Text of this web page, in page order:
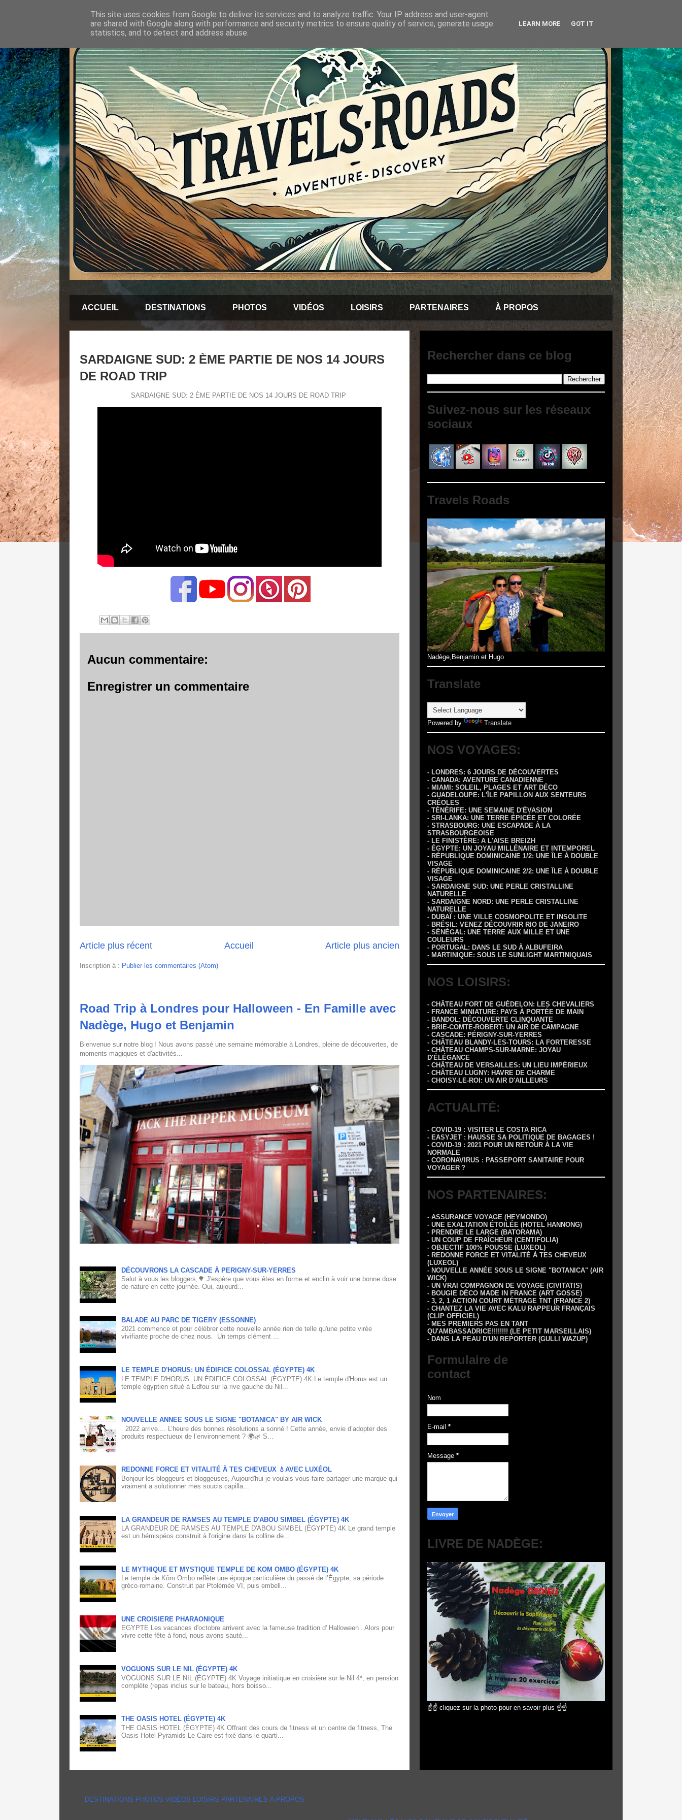
ACCUEIL DESTINATIONS PHOTOS VIDÉOS LOISIRS PARTENAIRES À PROPOS
SARDAIGNE SUD: 2 ÈME PARTIE DE NOS 14 JOURS
DE ROAD TRIP
SARDAIGNE SUD: 2 ÈME PARTIE DE NOS 14 JOURS DE ROAD TRIP
Aucun commentaire:
Enregistrer un commentaire
Article plus récent Article plus ancien
Accueil
Inscription à : Publier les commentaires (Atom)
Road Trip à Londres pour Halloween - En Famille avec
Nadège, Hugo et Benjamin
Bienvenue sur notre blog ! Nous avons passé une semaine mémorable à Londres, pleine de découvertes, de
moments magiques et d'activités...
DÉCOUVRONS LA CASCADE À PERIGNY-SUR-YERRES
Salut à vous les bloggers,🌳 J'espère que vous êtes en forme et enclin à voir une bonne dose
de nature en cette journée. Oui, aujourd...
BALADE AU PARC DE TIGERY (ESSONNE)
2021 commence et pour célébrer cette nouvelle année rien de telle qu'une petite virée
vivifiante proche de chez nous. Un temps clément ...
LE TEMPLE D'HORUS: UN ÉDIFICE COLOSSAL (ÉGYPTE) 4K
LE TEMPLE D'HORUS: UN ÉDIFICE COLOSSAL (ÉGYPTE) 4K Le temple d'Horus est un
temple égyptien situé à Edfou sur la rive gauche du Nil...
NOUVELLE ANNEE SOUS LE SIGNE "BOTANICA" BY AIR WICK
2022 arrive.... L’heure des bonnes résolutions a sonné ! Cette année, envie d’adopter des
produits respectueux de l’environnement ? 🌍🌿 S...
REDONNE FORCE ET VITALITÉ À TES CHEVEUX 💧AVEC LUXÉOL
Bonjour les bloggeurs et bloggeuses, Aujourd'hui je voulais vous faire partager une marque qui
vraiment a solutionner mes soucis capilla...
LA GRANDEUR DE RAMSES AU TEMPLE D'ABOU SIMBEL (ÉGYPTE) 4K
LA GRANDEUR DE RAMSES AU TEMPLE D'ABOU SIMBEL (ÉGYPTE) 4K Le grand temple
est un hémispéos construit à l'origine dans la colline de...
LE MYTHIQUE ET MYSTIQUE TEMPLE DE KOM OMBO (ÉGYPTE) 4K
Le temple de Kôm Ombo reflète une époque particulière du passé de l’Égypte, sa période
gréco-romaine. Construit par Ptolémée VI, puis embell...
UNE CROISIERE PHARAONIQUE
EGYPTE Les vacances d'octobre arrivent avec la fameuse tradition d' Halloween . Alors pour
vivre cette fête à fond, nous avons sauté...
VOGUONS SUR LE NIL (ÉGYPTE) 4K
VOGUONS SUR LE NIL (ÉGYPTE) 4K Voyage initiatique en croisière sur le Nil 4*, en pension
complète (repas inclus sur le bateau, hors boisso...
THE OASIS HOTEL (ÉGYPTE) 4K
THE OASIS HOTEL (ÉGYPTE) 4K Offrant des cours de fitness et un centre de fitness, The
Oasis Hotel Pyramids Le Caire est fixé dans le quarti...
Rechercher dans ce blog
Suivez-nous sur les réseaux
sociaux
Travels Roads
Nadège,Benjamin et Hugo
Translate
Powered by Translate
NOS VOYAGES:
- LONDRES: 6 JOURS DE DÉCOUVERTES
- CANADA: AVENTURE CANADIENNE
- MIAMI: SOLEIL, PLAGES ET ART DÉCO
- GUADELOUPE: L'ÎLE PAPILLON AUX SENTEURS
CRÉOLES
- TÉNÉRIFE: UNE SEMAINE D'ÉVASION
- SRI-LANKA: UNE TERRE ÉPICÉE ET COLORÉE
- STRASBOURG: UNE ESCAPADE À LA
STRASBOURGEOISE
- LE FINISTÈRE: A L'AISE BREIZH
- ÉGYPTE: UN JOYAU MILLÉNAIRE ET INTEMPOREL
- RÉPUBLIQUE DOMINICAINE 1/2: UNE ÎLE À DOUBLE
VISAGE
- RÉPUBLIQUE DOMINICAINE 2/2: UNE ÎLE À DOUBLE
VISAGE
- SARDAIGNE SUD: UNE PERLE CRISTALLINE
NATURELLE
- SARDAIGNE NORD: UNE PERLE CRISTALLINE
NATURELLE
- DUBAÏ : UNE VILLE COSMOPOLITE ET INSOLITE
- BRÉSIL: VENEZ DÉCOUVRIR RIO DE JANEIRO
- SÉNÉGAL: UNE TERRE AUX MILLE ET UNE
COULEURS
- PORTUGAL: DANS LE SUD À ALBUFEIRA
- MARTINIQUE: SOUS LE SUNLIGHT MARTINIQUAIS
NOS LOISIRS:
- CHÂTEAU FORT DE GUÉDELON: LES CHEVALIERS
- FRANCE MINIATURE: PAYS À PORTÉE DE MAIN
- BANDOL: DÉCOUVERTE CLINQUANTE
- BRIE-COMTE-ROBERT: UN AIR DE CAMPAGNE
- CASCADE: PÉRIGNY-SUR-YERRES
- CHÂTEAU BLANDY-LES-TOURS: LA FORTERESSE
- CHÂTEAU CHAMPS-SUR-MARNE: JOYAU
D'ÉLÉGANCE
- CHÂTEAU DE VERSAILLES: UN LIEU IMPÉRIEUX
- CHÂTEAU LUGNY: HAVRE DE CHARME
- CHOISY-LE-ROI: UN AIR D'AILLEURS
ACTUALITÉ:
- COVID-19 : VISITER LE COSTA RICA
- EASYJET : HAUSSE SA POLITIQUE DE BAGAGES !
- COVID-19 : 2021 POUR UN RETOUR À LA VIE
NORMALE
- CORONAVIRUS : PASSEPORT SANITAIRE POUR
VOYAGER ?
NOS PARTENAIRES:
- ASSURANCE VOYAGE (HEYMONDO)
- UNE EXALTATION ÉTOILÉE (HOTEL HANNONG)
- PRENDRE LE LARGE (BATORAMA)
- UN COUP DE FRAÎCHEUR (CENTIFOLIA)
- OBJECTIF 100% POUSSE (LUXEOL)
- REDONNE FORCE ET VITALITÉ À TES CHEVEUX
(LUXEOL)
- NOUVELLE ANNÉE SOUS LE SIGNE "BOTANICA" (AIR
WICK)
- UN VRAI COMPAGNON DE VOYAGE (CIVITATIS)
- BOUGIE DÉCO MADE IN FRANCE (ART GOSSE)
- 3, 2, 1 ACTION COURT MÉTRAGE TNT (FRANCE 2)
- CHANTEZ LA VIE AVEC KALU RAPPEUR FRANÇAIS
(CLIP OFFICIEL)
- MES PREMIERS PAS EN TANT
QU'AMBASSADRICE!!!!!!!! (LE PETIT MARSEILLAIS)
- DANS LA PEAU D'UN REPORTER (GULLI WAZUP)
Formulaire de
contact
Nom
E-mail *
Message *
LIVRE DE NADÈGE:
☝☝ cliquez sur la photo pour en savoir plus ☝☝
DESTINATIONS PHOTOS VIDÉOS LOISIRS PARTENAIRES A PROPOS
This site uses cookies from Google to deliver its services and to analyze traffic. Your IP address and user-agent
are shared with Google along with performance and security metrics to ensure quality of service, generate usage
statistics, and to detect and address abuse.
LEARN MORE GOT IT